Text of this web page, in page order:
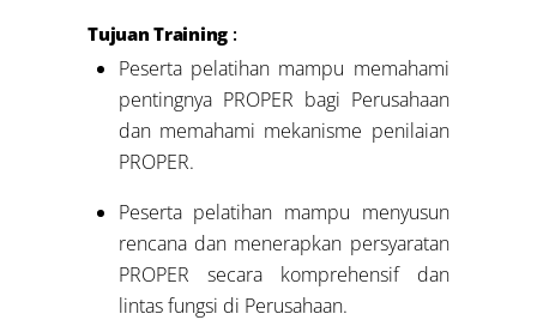
Tujuan Training:
Peserta pelatihan mampu memahami
pentingnya PROPER bagi Perusahaan
dan memahami mekanisme penilaian
PROPER.
Peserta pelatihan mampu menyusun
rencana dan menerapkan persyaratan
PROPER secara komprehensif dan
lintas fungsi di Perusahaan.